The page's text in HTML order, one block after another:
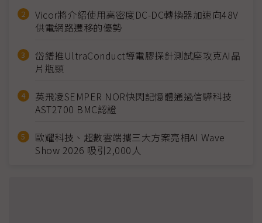
Vicor將介紹使用高密度DC-DC轉換器加速向48V
供電網路遷移的優勢
岱鐠推UltraConduct導電膠探針測試座攻克AI晶
片瓶頸
英飛凌SEMPER NOR快閃記憶體通過信驊科技
AST2700 BMC認證
歐耀科技、超數雲端攜三大方案亮相AI Wave
Show 2026 吸引2,000人